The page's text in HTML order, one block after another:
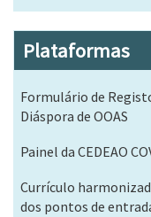
Plataformas
Formulário de
Diáspora de OOAS
Painel da CEDEAO
Currículo
dos pontos de